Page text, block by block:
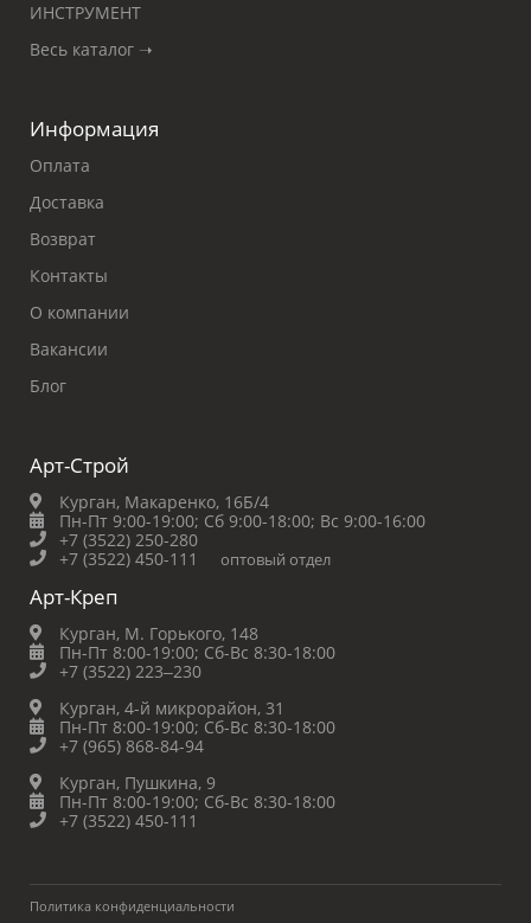
ИНСТРУМЕНТ
Весь каталог ➝
Информация
Оплата
Доставка
Возврат
Контакты
О компании
Вакансии
Блог
Арт-Строй
Курган, Макаренко, 16Б/4
Пн-Пт 9:00-19:00; Сб 9:00-18:00; Вс 9:00-16:00
+7 (3522) 250-280
+7 (3522) 450-111
оптовый отдел
Арт-Креп
Курган, М. Горького, 148
Пн-Пт 8:00-19:00; Сб-Вс 8:30-18:00
+7 (3522) 223‒230
Курган, 4-й микрорайон, 31
Пн-Пт 8:00-19:00; Сб-Вс 8:30-18:00
+7 (965) 868-84-94
Курган, Пушкина, 9
Пн-Пт 8:00-19:00; Сб-Вс 8:30-18:00
+7 (3522) 450-111
Политика конфиденциальности